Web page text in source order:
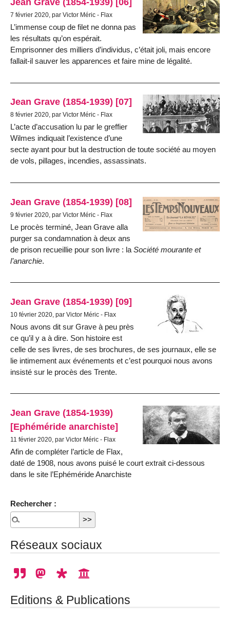
7 février 2020, par Victor Méric - Flax
L’immense coup de filet ne donna pas
les résultats qu’on espérait.
Emprisonner des milliers d’individus, c’était joli, mais encore
fallait-il sauver les apparences et faire mine de légalité.
Jean Grave (1854-1939) [07]
8 février 2020, par Victor Méric - Flax
L’acte d’accusation lu par le greffier
Wilmes indiquait l’existence d’une
secte ayant pour but la destruction de toute société au moyen
de vols, pillages, incendies, assassinats.
Jean Grave (1854-1939) [08]
9 février 2020, par Victor Méric - Flax
Le procès terminé, Jean Grave alla
purger sa condamnation à deux ans
de prison recueillie pour son livre : la Société mourante et
l’anarchie.
Jean Grave (1854-1939) [09]
10 février 2020, par Victor Méric - Flax
Nous avons dit sur Grave à peu près
ce qu’il y a à dire. Son histoire est
celle de ses livres, de ses brochures, de ses journaux, elle se
lie intimement aux événements et c’est pourquoi nous avons
insisté sur le procès des Trente.
Jean Grave (1854-1939)
[Ephéméride anarchiste]
11 février 2020, par Victor Méric - Flax
Afin de compléter l’article de Flax,
daté de 1908, nous avons puisé le court extrait ci-dessous
dans le site l’Ephéméride Anarchiste
Rechercher :
Réseaux sociaux
Editions & Publications